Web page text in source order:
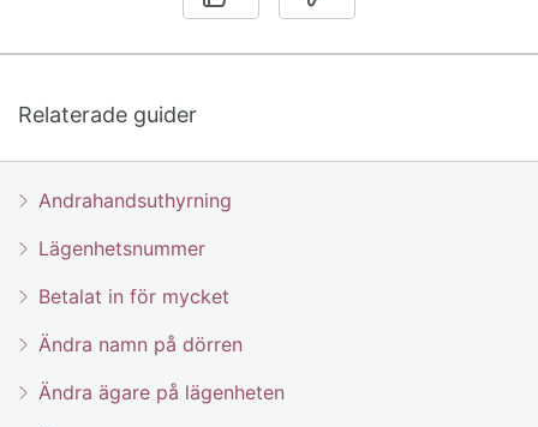
Relaterade guider
Andrahandsuthyrning
Lägenhetsnummer
Betalat in för mycket
Ändra namn på dörren
Ändra ägare på lägenheten